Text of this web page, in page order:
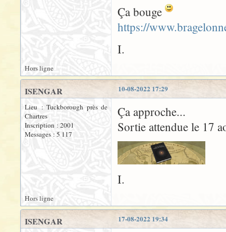
Ça bouge
https://
I.
Hors ligne
10-08-2022 17:29
ISENGAR
Lieu : Tuckborough près de
Chartres
Inscription : 2001
Messages : 5 117
Ça approche...
Sortie attendue le 17
I.
Hors ligne
17-08-2022 19:34
ISENGAR